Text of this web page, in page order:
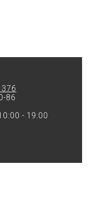
86
- 19:00